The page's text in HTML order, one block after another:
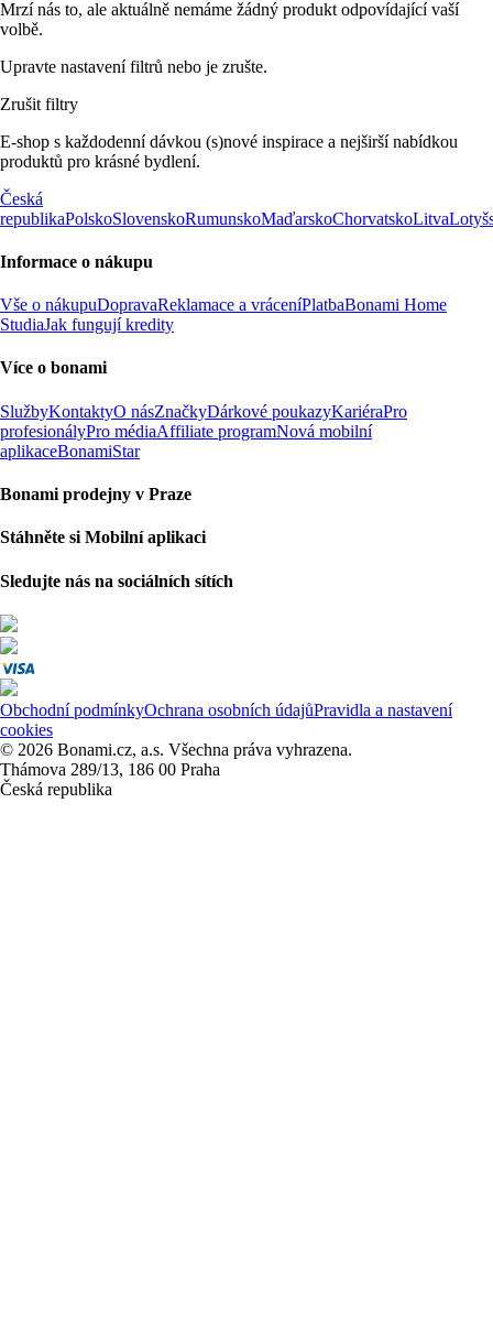
Mrzí nás to, ale aktuálně nemáme žádný produkt odpovídající vaší
volbě.
Upravte nastavení filtrů nebo je zrušte.
Zrušit filtry
E-shop s každodenní dávkou (s)nové inspirace a nejširší nabídkou
produktů pro krásné bydlení.
Česká
republikaPolskoSlovenskoRumunskoMaďarskoChorvatskoLitva
Informace o nákupu
Vše o nákupuDopravaReklamace a vráceníPlatbaBonami Home
StudiaJak fungují kredity
Více o bonami
SlužbyKontaktyO násZnačkyDárkové poukazyKariéraPro
profesionályPro médiaAffiliate programNová mobilní
aplikaceBonamiStar
Bonami prodejny v Praze
Stáhněte si Mobilní aplikaci
Sledujte nás na sociálních sítích
Obchodní podmínkyOchrana osobních údajůPravidla a nastavení
cookies
© 2026 Bonami.cz, a.s. Všechna práva vyhrazena.
Thámova 289/13, 186 00 Praha
Česká republika